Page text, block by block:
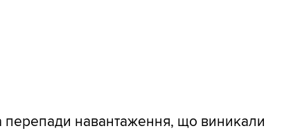
навантаження, що виникали